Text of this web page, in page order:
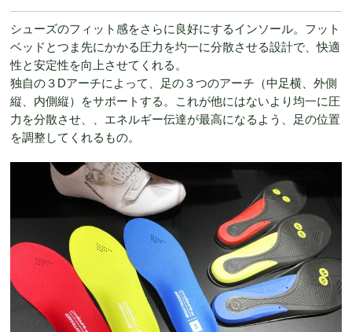
シューズのフィット感をさらに良好にするインソール。フット
ベッドとつま先にかかる圧力を圴一に分散させる設計で、快適
性と安定性を向上させてくれる。
独自の３Dアーチによって、足の３つのアーチ（中足横、外側
縦、内側縦）をサポートする。これが他にはないより均一に圧
力を分散させ、、エネルギー伝達が最高になるよう、足の位置
を調整してくれるもの。